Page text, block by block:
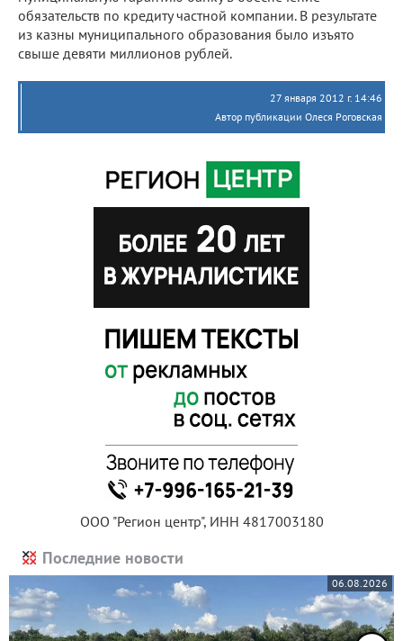
обязательств по кредиту частной компании. В результате
из казны муниципального образования было изъято
свыше девяти миллионов рублей.
27 января 2012 г. 14:46
Автор публикации Олеся Роговская
ООО "Регион центр", ИНН 4817003180
Последние новости
06.08.2026